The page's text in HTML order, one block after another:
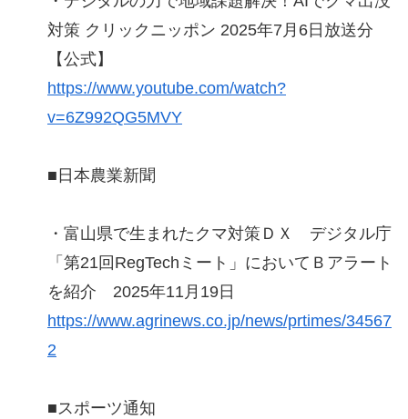
対策 クリックニッポン 2025年7月6日放送分
【公式】
https://www.youtube.com/watch?
v=6Z992QG5MVY
■日本農業新聞
・富山県で生まれたクマ対策ＤＸ デジタル庁
「第21回RegTechミート」においてＢアラート
を紹介 2025年11月19日
https://www.agrinews.co.jp/news/prtimes/34567
2
■スポーツ通知